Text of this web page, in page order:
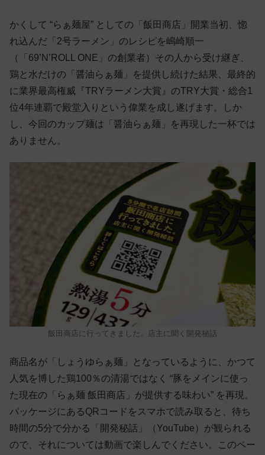
かくして “らぁ麺屋” としての「飯田商店」開業当初、惚
れ込んだ「2号ラーメン」のレシピを嶋崎順一
（「69’N’ROLL ONE」の創業者）その人から受け継ぎ、
鶏と水だけの「醤油らぁ麺」を提供し続けた結果、最終的
に業界最高権威『TRYラーメン大賞』のTRY大賞・総合1
位4年連覇で殿堂入りという偉業を成し遂げます。しか
し、今回のカップ麺は「醤油らぁ麺」を再現した一杯では
ありません。
飯田商店に行ってきました。店主に聞く開発秘話
商品名が「しょうゆらぁ麺」となっているように、かつて
人気を博した鶏100％の清湯ではなく “豚をメインに使っ
た現在の「らぁ麺 飯田商店」が提供する味わい” を再現。
パッケージにあるQRコードをスマホで読み取ると、待ち
時間の5分で分かる「開発秘話」（YouTube）が観られる
ので、それについては動画で楽しんでください。このペー